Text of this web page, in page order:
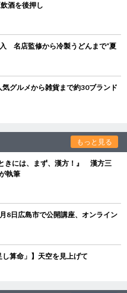
酒を後押し
名店監修から冷製うどんまで“夏
グルメから雑貨まで約30ブランド
もっと見る
きには、まず、漢方！』 漢方三
執筆
8日広島市で公開講座、オンライン
し算命」】天空を見上げて